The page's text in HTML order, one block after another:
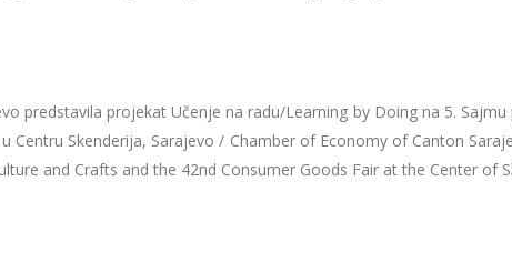
predstavila projekat Učenje na radu/Learning by Doing na 5.
Centru Skenderija, Sarajevo / Chamber of Economy of Canton
and Crafts and the 42nd Consumer Goods Fair at the Center of